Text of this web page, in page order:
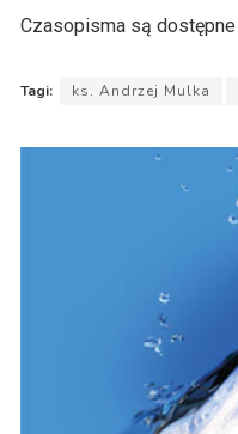
Czasopisma są
Tagi: ks. Andrzej Mulka